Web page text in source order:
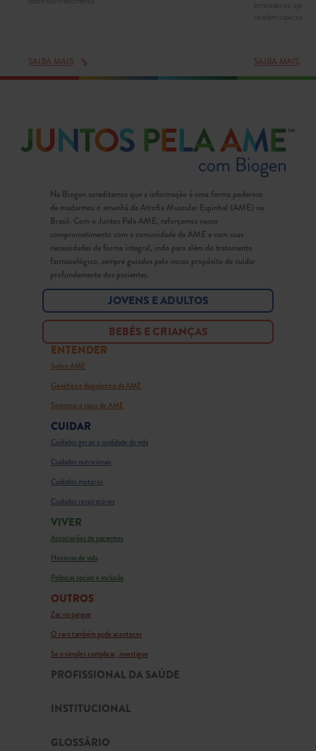
SAIBA MAIS
brincadeiras,
revelam aspectos
SAIBA MAIS
Na Biogen acreditamos que a informação é uma forma poderosa
de mudarmos o amanhã da Atrofia Muscular Espinhal (AME) no
Brasil. Com o Juntos Pela AME, reforçamos nosso
comprometimento com a comunidade de AME e com suas
necessidades de forma integral, indo para além do tratamento
farmacológico, sempre guiados pelo nosso propósito de cuidar
profundamente dos pacientes.
JOVENS E ADULTOS
BEBÊS E CRIANÇAS
ENTENDER
Sobre AME
Genética e diagnóstico da AME
Sintomas e tipos de AME
CUIDAR
Cuidados gerais e qualidade de vida
Cuidados nutricionais
Cuidados motores
Cuidados respiratórios
VIVER
Associações de pacientes
Histórias de vida
Políticas sociais e inclusão
OUTROS
Zac no parque
O raro também pode acontecer
Se o simples complicar, investigue
PROFISSIONAL DA SAÚDE
INSTITUCIONAL
GLOSSÁRIO